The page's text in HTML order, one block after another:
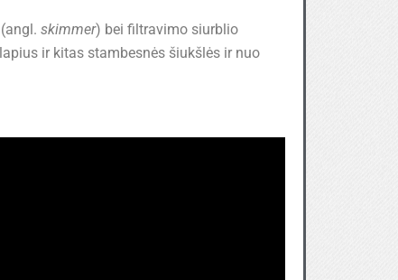
skimmer) bei filtravimo siurblio
ir kitas stambesnės šiukšlės ir nuo